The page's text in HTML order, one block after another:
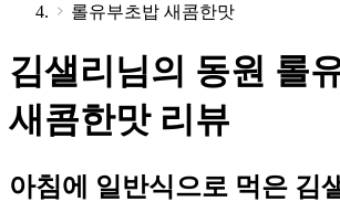
롤유부초밥 새콤한맛
김샐리님의 동원 롤
새콤한맛 리뷰
아침에 일반식으로 먹은 김